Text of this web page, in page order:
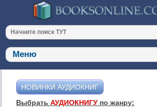
НОВИНКИ АУДИОКНИГ
ВыбратьАУДИОКНИГУ по жанру: